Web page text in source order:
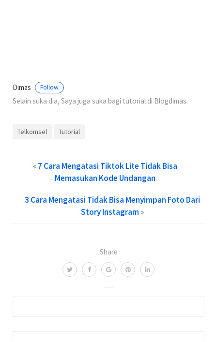
Share
Dimas Follow
Selain suka dia, Saya juga suka bagi tutorial di Blogdimas.
Telkomsel Tutorial
«7 Cara Mengatasi Tiktok Lite Tidak Bisa
Memasukan Kode Undangan
3 Cara Mengatasi Tidak Bisa Menyimpan Foto Dari
Story Instagram »